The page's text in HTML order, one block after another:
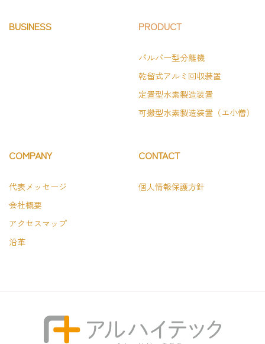
BUSINESS PRODUCT
パルパー型分離機
乾留式アルミ回収装置
定置型水素製造装置
可搬型水素製造装置（エ小僧）
COMPANY
代表メッセージ
会社概要
アクセスマップ
沿革
CONTACT
個人情報保護方針